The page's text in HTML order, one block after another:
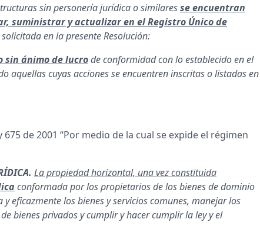
sin personería jurídica o similaresse encuentran
suministrar y actualizar en el Registro Único de
en la presente Resolución:
sin ánimo de lucrode conformidad con lo establecido en el
aquellas cuyas acciones se encuentren inscritas o listadas en
de 2001 “Por medio de la cual se expide el régimen
La propiedad horizontal, una vez constituida
conformada por los propietarios de los bienes de dominio
eficazmente los bienes y servicios comunes, manejar los
bienes privados y cumplir y hacer cumplir la ley y el